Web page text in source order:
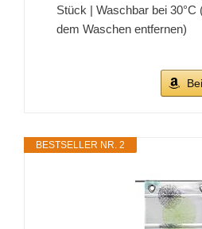
Stück | Waschbar bei
dem Waschen entfernen)
BESTSELLER NR. 2